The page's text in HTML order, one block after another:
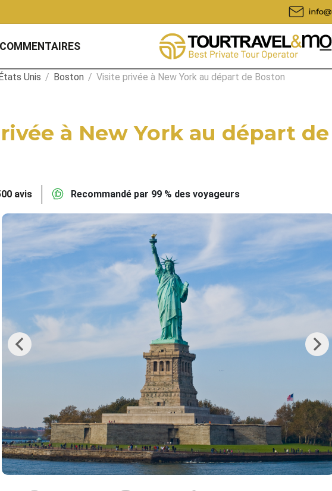
COMMENTAIRES
Unis / Boston / Visite privée à New York au départ de Boston
à New York au départ de
avis Recommandé par 99 % des voyageurs
Previous Next